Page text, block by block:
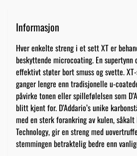
Informasjon
Hver enkelte streng i et sett XT er
beskyttende microcoating. En supertynn
effektivt støter bort smuss og svette.
ganger lengre enn tradisjonelle u-
påvirke tonen eller spillefølelsen som
blitt kjent for. D’Addario’s unike
med en sterk forankring av kulen, såkalt
Technology, gir en streng med
stemmingen betraktelig bedre enn